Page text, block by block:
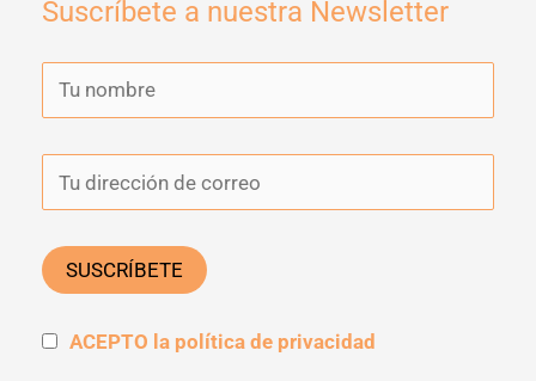
Suscríbete a nuestra Newsletter
ACEPTO la política de privacidad